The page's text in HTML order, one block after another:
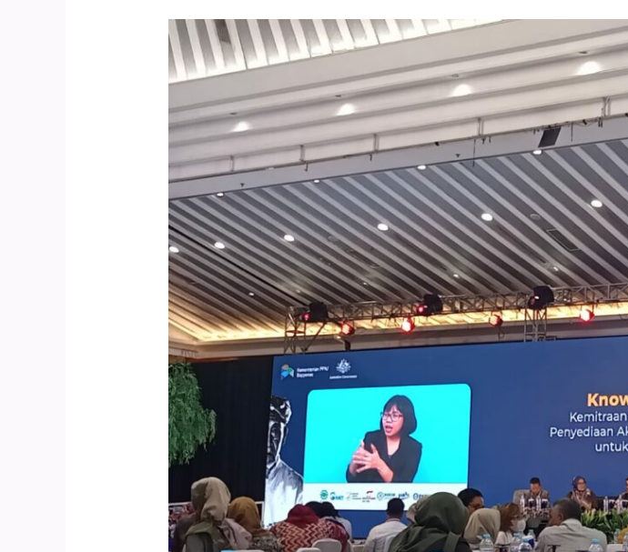
No
One
Left
Behind
(Tidak
Ada
Satu
Pun
yang
Tertinggal)